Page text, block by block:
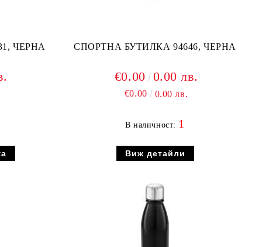
ЧЕРНА СПОРТНА БУТИЛКА 94646, ЧЕРНА
€0.00 0.00 лв.
€0.00 0.00 лв.
В наличност: 1
Виж детайли